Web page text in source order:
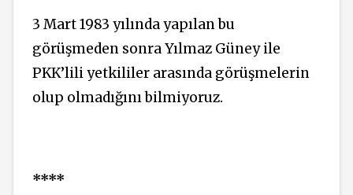
3 Mart 1983 yılında yapılan bu
görüşmeden sonra Yılmaz Güney ile
PKK’lili yetkililer arasında görüşmelerin
olup olmadığını bilmiyoruz.
****